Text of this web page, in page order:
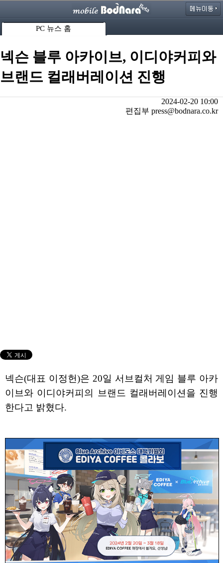
PC 뉴스 홈
넥슨 블루 아카이브, 이디야커피와
브랜드 컬래버레이션 진행
2024-02-20 10:00
편집부 press@bodnara.co.kr
넥슨(대표 이정헌)은 20일 서브컬처 게임 블루 아카
이브와 이디야커피의 브랜드 컬래버레이션을 진행
한다고 밝혔다.